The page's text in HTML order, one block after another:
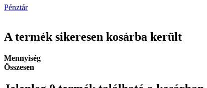
Pénztár
A termék sikeresen kosárba került
Mennyiség
Összesen